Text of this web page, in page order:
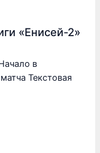
«Енисей-2»
в
Текстовая